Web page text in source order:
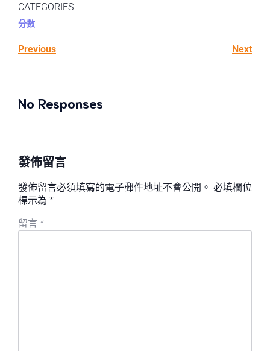
CATEGORIES
分數
Previous Next
No Responses
發佈留言
發佈留言必須填寫的電子郵件地址不會公開。 必填欄位
標示為 *
留言 *